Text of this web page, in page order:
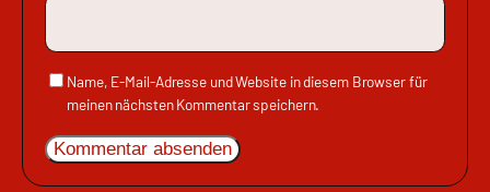
Name, E-Mail-Adresse und Website in diesem Browser für
meinen nächsten Kommentar speichern.